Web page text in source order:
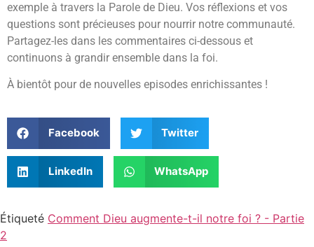
exemple à travers la Parole de Dieu. Vos réflexions et vos
questions sont précieuses pour nourrir notre communauté.
Partagez-les dans les commentaires ci-dessous et
continuons à grandir ensemble dans la foi.
À bientôt pour de nouvelles episodes enrichissantes !
Facebook Twitter
LinkedIn WhatsApp
Étiqueté Comment Dieu augmente-t-il notre foi ? - Partie
2